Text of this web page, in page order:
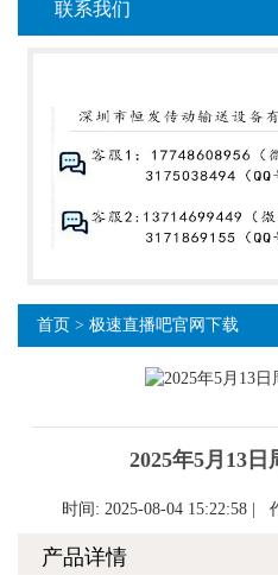
联系我们
首页 > 极速直播吧官网下载
2025年5月13
时间: 2025-08-04 15:22:58 |
产品详情